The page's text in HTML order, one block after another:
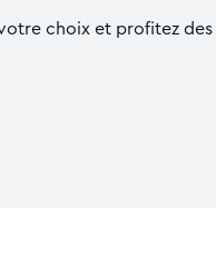
choix et profitez